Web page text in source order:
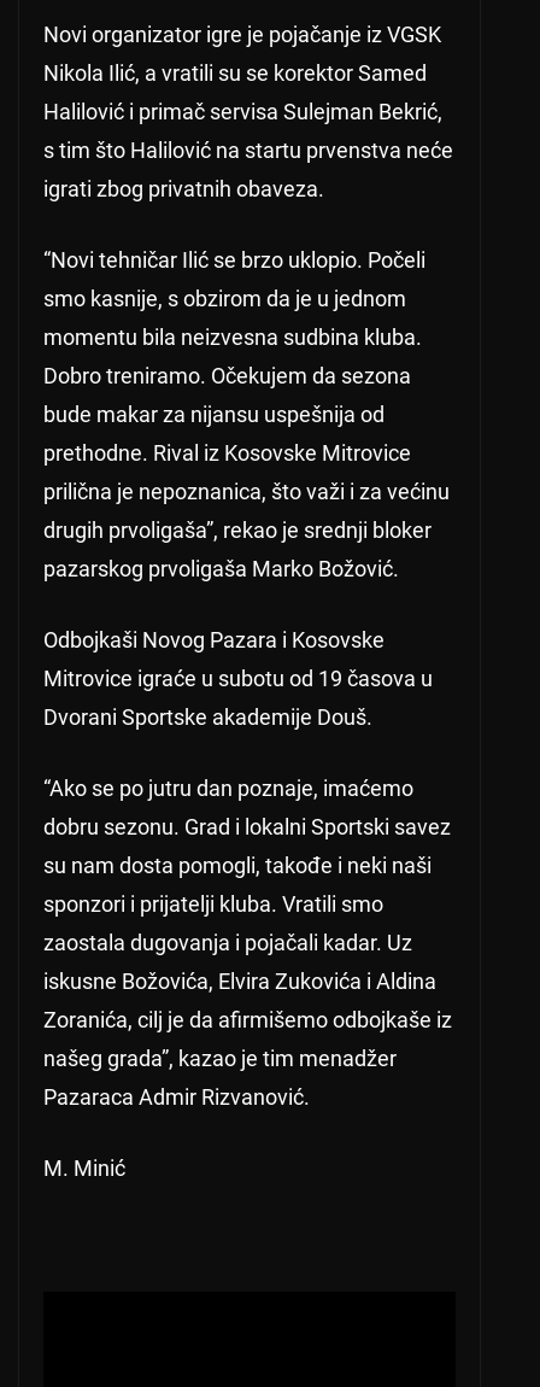
Novi organizator igre je pojačanje iz VGSK
Nikola Ilić, a vratili su se korektor Samed
Halilović i primač servisa Sulejman Bekrić,
s tim što Halilović na startu prvenstva neće
igrati zbog privatnih obaveza.
“Novi tehničar Ilić se brzo uklopio. Počeli
smo kasnije, s obzirom da je u jednom
momentu bila neizvesna sudbina kluba.
Dobro treniramo. Očekujem da sezona
bude makar za nijansu uspešnija od
prethodne. Rival iz Kosovske Mitrovice
prilična je nepoznanica, što važi i za većinu
drugih prvoligaša”, rekao je srednji bloker
pazarskog prvoligaša Marko Božović.
Odbojkaši Novog Pazara i Kosovske
Mitrovice igraće u subotu od 19 časova u
Dvorani Sportske akademije Douš.
“Ako se po jutru dan poznaje, imaćemo
dobru sezonu. Grad i lokalni Sportski savez
su nam dosta pomogli, takođe i neki naši
sponzori i prijatelji kluba. Vratili smo
zaostala dugovanja i pojačali kadar. Uz
iskusne Božovića, Elvira Zukovića i Aldina
Zoranića, cilj je da afirmišemo odbojkaše iz
našeg grada”, kazao je tim menadžer
Pazaraca Admir Rizvanović.
M. Minić